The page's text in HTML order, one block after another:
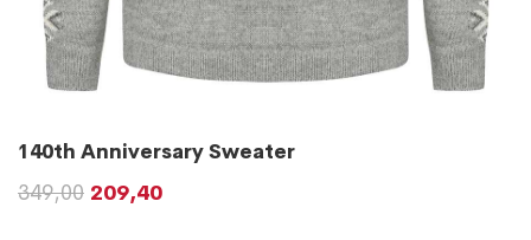
140th Anniversary Sweater
349,00 209,40